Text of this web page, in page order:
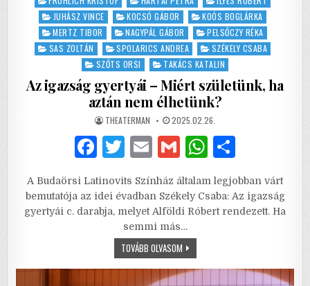
JUHÁSZ VINCE
KOCSÓ GÁBOR
KOÓS BOGLÁRKA
MERTZ TIBOR
NAGYPÁL GÁBOR
PELSŐCZY RÉKA
SAS ZOLTÁN
SPOLARICS ANDREA
SZÉKELY CSABA
SZŐTS ORSI
TAKÁCS KATALIN
Az igazság gyertyái – Miért születünk, ha
aztán nem élhetünk?
AUTHOR:
THEATERMAN PUBLISHED
DATE:
2025.02.26.
F
c
e
b
o
T
it
te
r
E
ai
l
G
ai
l
W
at
s
p
ar
e
A Budaörsi Latinovits Színház általam legjobban várt
bemutatója az idei évadban Székely Csaba: Az igazság
gyertyái c. darabja, melyet Alföldi Róbert rendezett. Ha
semmi más…
TOVÁBB OLVASOMAZ
IGAZSÁG
–
MIÉRT